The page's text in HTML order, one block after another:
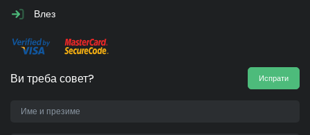
Влез
Ви треба совет? Испрати